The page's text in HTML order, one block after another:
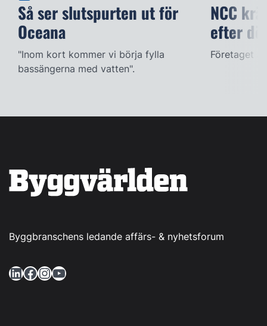
Så ser slutspurten ut för
Oceana
"Inom kort kommer vi börja fylla
bassängerna med vatten".
NCC
efter
Företaget
Byggbranschens ledande affärs- & nyhetsforum
LinkedIn Facebook InstagramYouTube